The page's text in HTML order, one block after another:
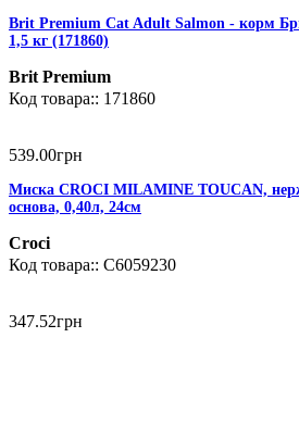
Brit Premium Cat Adult Salmon - корм
1,5 кг (171860)
Brit Premium
171860
539.00грн
Миска CROCI MILAMINE TOUCAN,
основа, 0,40л, 24см
Croci
C6059230
347.52грн